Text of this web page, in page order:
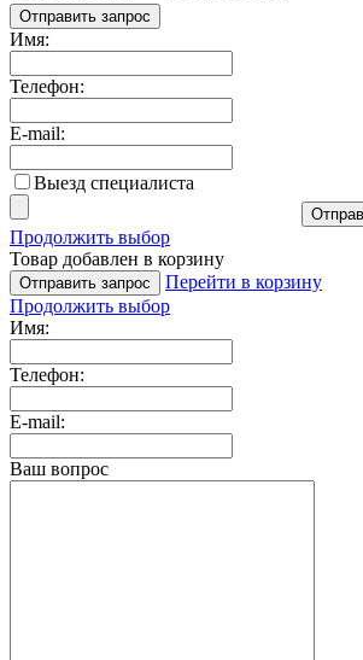
Отправить запрос
Имя:
Телефон:
E-mail:
Выезд специалиста
Продолжить выбор
Товар добавлен в корзину
Отправить запрос
Перейти в корзину
Продолжить выбор
Имя:
Телефон:
E-mail:
Ваш вопрос